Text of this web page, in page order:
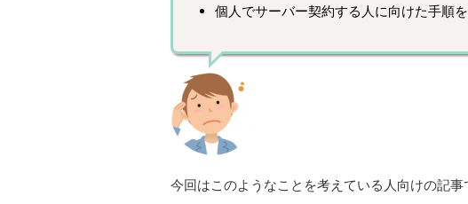
個人でサーバー契約する人に向けた手順を
今回はこのようなことを考えている人向けの記事